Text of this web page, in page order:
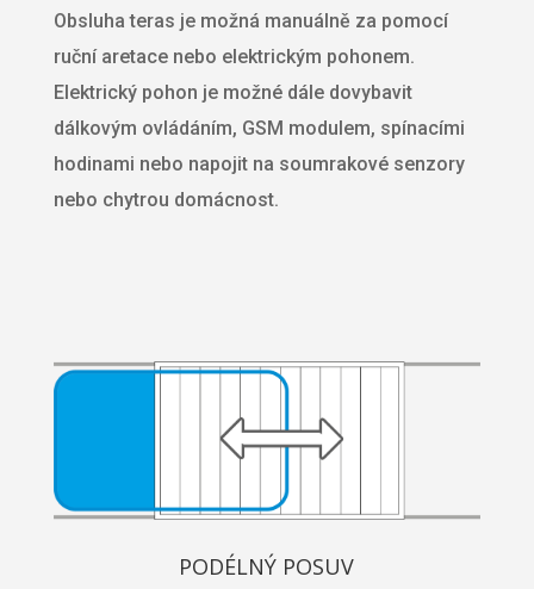
Obsluha teras je možná manuálně za pomocí
ruční aretace nebo elektrickým pohonem.
Elektrický pohon je možné dále dovybavit
dálkovým ovládáním, GSM modulem, spínacími
hodinami nebo napojit na soumrakové senzory
nebo chytrou domácnost.
PODÉLNÝ POSUV